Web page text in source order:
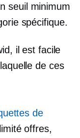
seuil minimum
spécifique.
il est facile
de ces
de
offres,